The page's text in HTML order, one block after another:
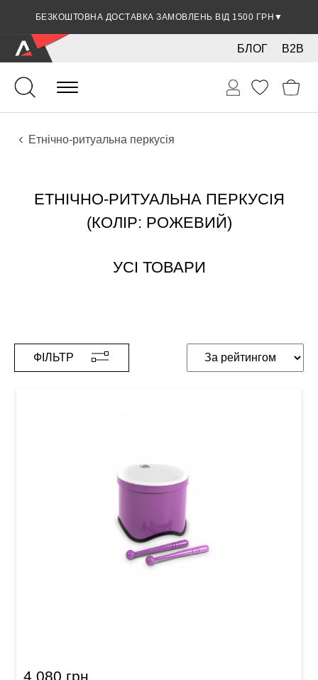
БЕЗКОШТОВНА ДОСТАВКА ЗАМОВЛЕНЬ ВІД 1500 ГРН ▼
B2B
БЛОГ
Ударні
Перкусія
Інструменти
Етнічно-ритуальна перкусія
ЕТНІЧНО-РИТУАЛЬНА ПЕРКУСІЯ
(КОЛІР: РОЖЕВИЙ)
УСІ ТОВАРИ
ФІЛЬТР
4 080 грн